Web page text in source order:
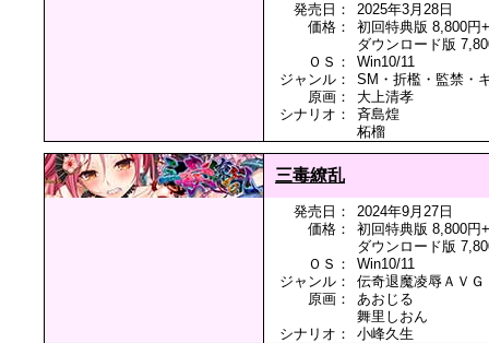
発売日：
2025年3月28日
価格：
初回特典版 8,800円
ダウンロード版
ＯＳ：
Win10/11
ジャンル：
SM・折檻・監禁・
原画：
大上清孝
シナリオ：
斉島煌
柘榴
三毒繚乱
発売日：
2024年9月27日
価格：
初回特典版 8,800円
ダウンロード版
ＯＳ：
Win10/11
ジャンル：
伝奇退魔凌辱ＡＶＧ
原画：
あおじる
舞里しおん
シナリオ：
小峰久生